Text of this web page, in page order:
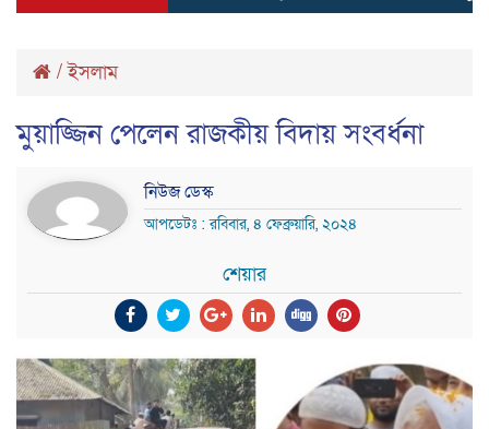
/ইসলাম
মুয়াজ্জিন পেলেন রাজকীয় বিদায় সংবর্ধনা
নিউজ ডেস্ক
আপডেটঃ : রবিবার, ৪ ফেব্রুয়ারি, ২০২৪
শেয়ার